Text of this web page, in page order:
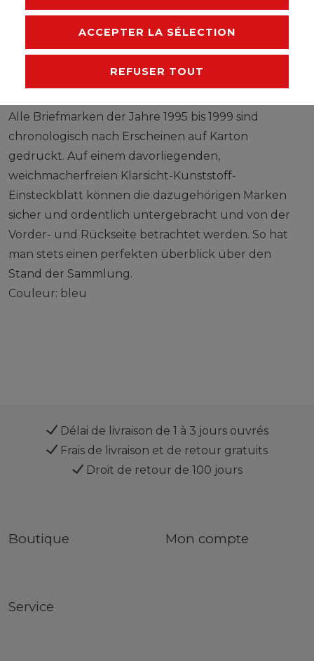
FABRICANT
Alle Briefmarken der Jahre 1995 bis 1999 sind
chronologisch nach Erscheinen auf Karton
gedruckt. Auf einem davorliegenden,
weichmacherfreien Klarsicht-Kunststoff-
Einsteckblatt können die dazugehörigen Marken
sicher und ordentlich untergebracht und von der
Vorder- und Rückseite betrachtet werden. So hat
man stets einen perfekten überblick über den
Stand der Sammlung.
Couleur: bleu
Délai de livraison de 1 à 3 jours ouvrés
Frais de livraison et de retour gratuits
Droit de retour de 100 jours
Boutique Mon compte
Service
ACCEPTER LA SÉLECTION
REFUSER TOUT